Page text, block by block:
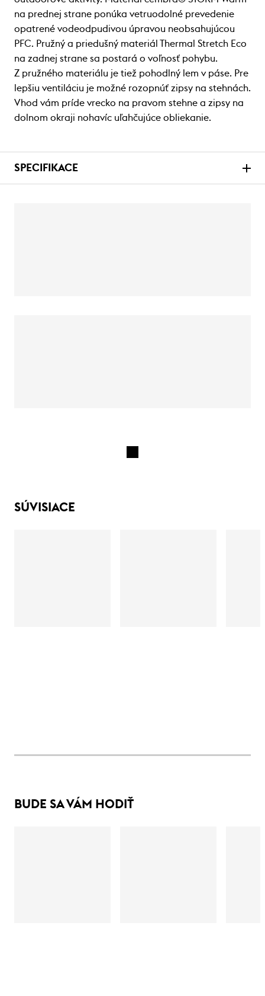
na prednej strane ponúka vetruodolné prevedenie
opatrené vodeodpudivou úpravou neobsahujúcou
PFC. Pružný a priedušný materiál Thermal Stretch Eco
na zadnej strane sa postará o voľnosť pohybu.
Z pružného materiálu je tiež pohodlný lem v páse. Pre
lepšiu ventiláciu je možné rozopnúť zipsy na stehnách.
Vhod vám príde vrecko na pravom stehne a zipsy na
dolnom okraji nohavíc uľahčujúce obliekanie.
SPECIFIKACE
SÚVISIACE
BUDE SA VÁM HODIŤ